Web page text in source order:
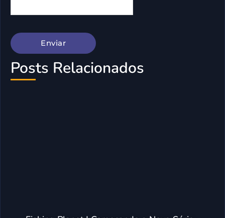
Posts Relacionados